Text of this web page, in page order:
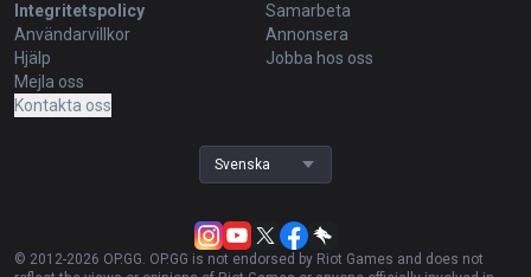
Integritetspolicy
Användarvillkor
Hjälp
Mejla oss
Kontakta oss
Samarbeta
Annonsera
Jobba hos oss
Svenska
© 2012-2026 OP.GG. OP.GG is not endorsed by Riot Games and does not